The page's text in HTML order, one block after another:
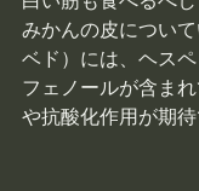
みかんの皮につい
ベド）には、ヘス
フェノールが含ま
や抗酸化作用が期